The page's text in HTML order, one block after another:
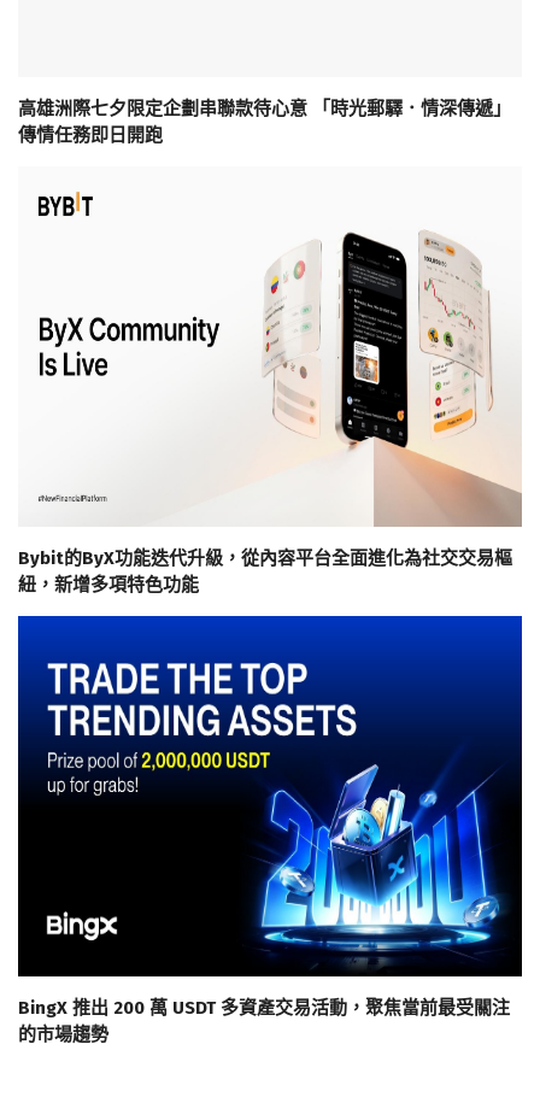
高雄洲際七夕限定企劃串聯款待心意 「時光郵驛．情深傳遞」
傳情任務即日開跑
Bybit的ByX功能迭代升級，從內容平台全面進化為社交交易樞
紐，新增多項特色功能
BingX 推出 200 萬 USDT 多資產交易活動，聚焦當前最受關注
的市場趨勢